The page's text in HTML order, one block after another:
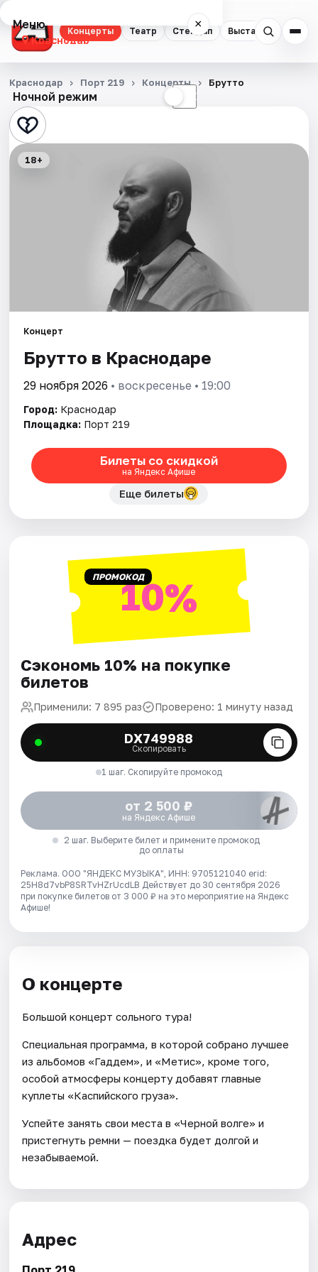
Концерты Театр Стендап Выставки
Меню ×
Краснодар
Концерты
Театр
Стендап
Города
Площадки
Артисты
Рейтинги
Ночной режим ☾
Краснодар Порт 219 Концерты Брутто
18+
Концерт
Брутто в Краснодаре
29 ноября 2026 • воскресенье • 19:00
Город: Краснодар
Площадка: Порт 219
Билеты со скидкой
на Яндекс Афише
Еще билеты
ПРОМОКОД10%
Сэкономь 10% на покупке
билетов
Применили: 7 895 раз Проверено: 1 минуту назад
DX749988
Скопировать
1 шаг. Скопируйте промокод
от 2 500 ₽
на Яндекс Афише
2 шаг. Выберите билет и примените промокод
до оплаты
Реклама. ООО "ЯНДЕКС МУЗЫКА", ИНН: 9705121040 erid:
25H8d7vbP8SRTvHZrUcdLB Действует до 30 сентября 2026
при покупке билетов от 3 000 ₽ на это мероприятие на Яндекс
Афише!
О концерте
Большой концерт сольного тура!
Специальная программа, в которой собрано лучшее
из альбомов «Гаддем», и «Метис», кроме того,
особой атмосферы концерту добавят главные
куплеты «Каспийского груза».
Успейте занять свои места в «Черной волге» и
пристегнуть ремни — поездка будет долгой и
незабываемой.
Адрес